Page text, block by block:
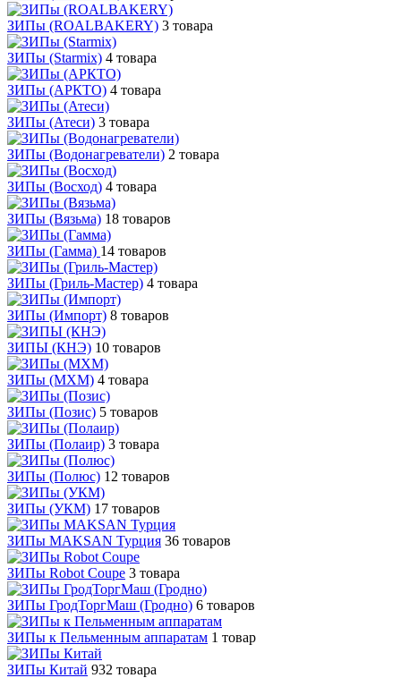
ЗИПы (ROALBAKERY) 3 товара
ЗИПы (Starmix) 4 товара
ЗИПы (АРКТО) 4 товара
ЗИПы (Атеси) 3 товара
ЗИПы (Водонагреватели) 2 товара
ЗИПы (Восход) 4 товара
ЗИПы (Вязьма) 18 товаров
ЗИПы (Гамма) 14 товаров
ЗИПы (Гриль-Мастер) 4 товара
ЗИПы (Импорт) 8 товаров
ЗИПЫ (КНЭ) 10 товаров
ЗИПы (МХМ) 4 товара
ЗИПы (Позис) 5 товаров
ЗИПы (Полаир) 3 товара
ЗИПы (Полюс) 12 товаров
ЗИПы (УКМ) 17 товаров
ЗИПы MAKSAN Турция 36 товаров
ЗИПы Robot Coupe 3 товара
ЗИПы ГродТоргМаш (Гродно) 6 товаров
ЗИПы к Пельменным аппаратам 1 товар
ЗИПы Китай 932 товара